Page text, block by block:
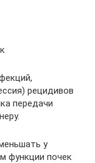
рецидивов
передачи
у
функции почек